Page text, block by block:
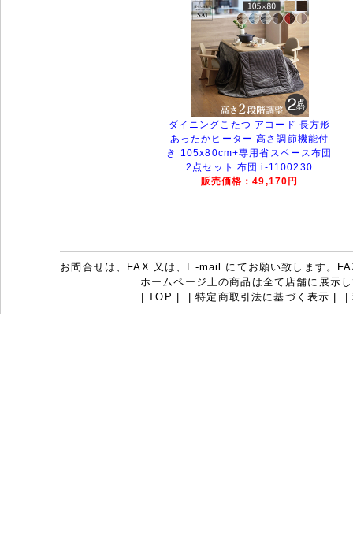
ダイニングこたつ アコード 長方形
あったかヒーター 高さ調節機能付
き 105x80cm+専用省スペース布団
2点セット 布団 i-1100230
販売価格：49,170円
お問合せは、FAX 又は、E-mail にてお願い致します。
ホームページ上の商品は全て店舗に展示
|TOP |特定商取引法に基づく表示 |